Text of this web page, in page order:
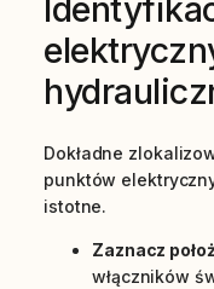
Dokładne
punktów
istotne.
Zaznacz
włączników